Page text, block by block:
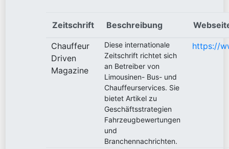
Zeitschrift Beschreibung
Chauffeur
Driven
Magazine
Diese internationale
Zeitschrift richtet sich
an Betreiber von
Limousinen- Bus- und
Chauffeurservices. Sie
bietet Artikel zu
Geschäftsstrategien
Fahrzeugbewertungen
und
Branchennachrichten.
https://